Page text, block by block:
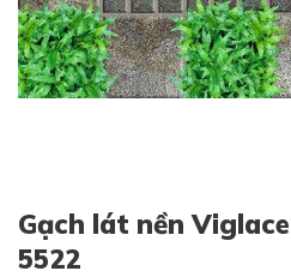
Gạch lát nền
5522